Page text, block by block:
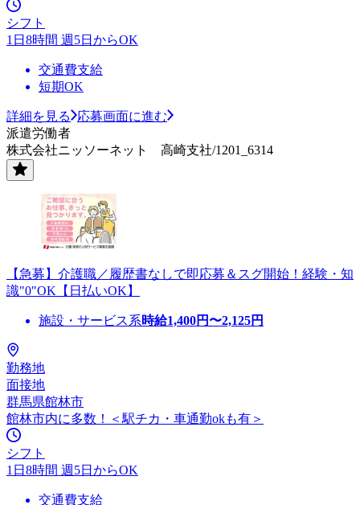
シフト
1日8時間 週5日からOK
交通費支給
短期OK
詳細を見る
応募画面に進む
派遣労働者
株式会社ニッソーネット 高崎支社/1201_6314
【急募】介護職／履歴書なしで即応募＆スグ開始！経験・知
識"0"OK【日払いOK】
施設・サービス系時給1,400円〜2,125円
勤務地
面接地
群馬県館林市
館林市内に多数！＜駅チカ・車通勤okも有＞
シフト
1日8時間 週5日からOK
交通費支給